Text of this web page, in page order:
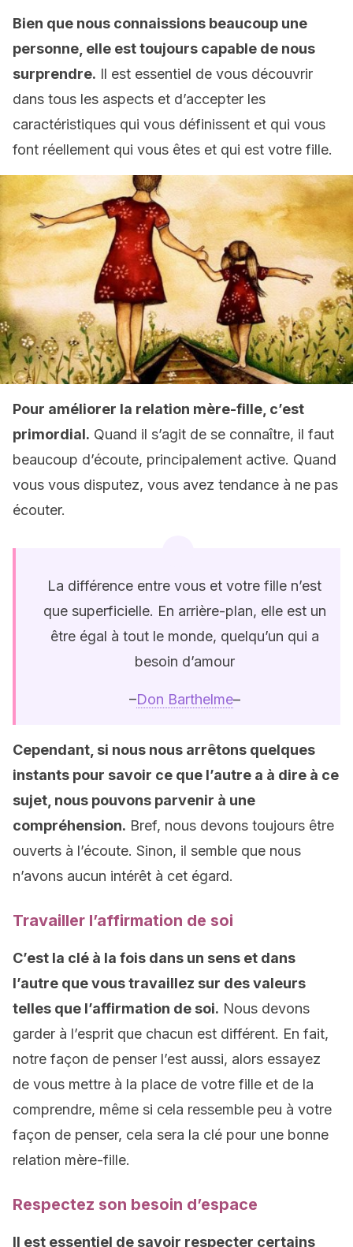
Bien que nous connaissions beaucoup une
personne, elle est toujours capable de nous
surprendre. Il est essentiel de vous découvrir
dans tous les aspects et d’accepter les
caractéristiques qui vous définissent et qui vous
font réellement qui vous êtes et qui est votre fille.
Pour améliorer la relation mère-fille, c’est
primordial. Quand il s’agit de se connaître, il faut
beaucoup d’écoute, principalement active. Quand
vous vous disputez, vous avez tendance à ne pas
écouter.
La différence entre vous et votre fille n’est
que superficielle. En arrière-plan, elle est un
être égal à tout le monde, quelqu’un qui a
besoin d’amour
–Don Barthelme–
Cependant, si nous nous arrêtons quelques
instants pour savoir ce que l’autre a à dire à ce
sujet, nous pouvons parvenir à une
compréhension. Bref, nous devons toujours être
ouverts à l’écoute. Sinon, il semble que nous
n’avons aucun intérêt à cet égard.
Travailler l’affirmation de soi
C’est la clé à la fois dans un sens et dans
l’autre que vous travaillez sur des valeurs
telles que l’affirmation de soi. Nous devons
garder à l’esprit que chacun est différent. En fait,
notre façon de penser l’est aussi, alors essayez
de vous mettre à la place de votre fille et de la
comprendre, même si cela ressemble peu à votre
façon de penser, cela sera la clé pour une bonne
relation mère-fille.
Respectez son besoin d’espace
Il est essentiel de savoir respecter certains